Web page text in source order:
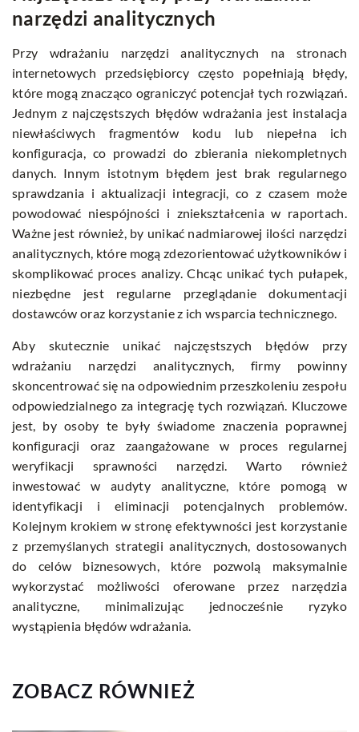
narzędzi analitycznych
Przy wdrażaniu narzędzi analitycznych na stronach
internetowych przedsiębiorcy często popełniają błędy,
które mogą znacząco ograniczyć potencjał tych rozwiązań.
Jednym z najczęstszych błędów wdrażania jest instalacja
niewłaściwych fragmentów kodu lub niepełna ich
konfiguracja, co prowadzi do zbierania niekompletnych
danych. Innym istotnym błędem jest brak regularnego
sprawdzania i aktualizacji integracji, co z czasem może
powodować niespójności i zniekształcenia w raportach.
Ważne jest również, by unikać nadmiarowej ilości narzędzi
analitycznych, które mogą zdezorientować użytkowników i
skomplikować proces analizy. Chcąc unikać tych pułapek,
niezbędne jest regularne przeglądanie dokumentacji
dostawców oraz korzystanie z ich wsparcia technicznego.
Aby skutecznie unikać najczęstszych błędów przy
wdrażaniu narzędzi analitycznych, firmy powinny
skoncentrować się na odpowiednim przeszkoleniu zespołu
odpowiedzialnego za integrację tych rozwiązań. Kluczowe
jest, by osoby te były świadome znaczenia poprawnej
konfiguracji oraz zaangażowane w proces regularnej
weryfikacji sprawności narzędzi. Warto również
inwestować w audyty analityczne, które pomogą w
identyfikacji i eliminacji potencjalnych problemów.
Kolejnym krokiem w stronę efektywności jest korzystanie
z przemyślanych strategii analitycznych, dostosowanych
do celów biznesowych, które pozwolą maksymalnie
wykorzystać możliwości oferowane przez narzędzia
analityczne, minimalizując jednocześnie ryzyko
wystąpienia błędów wdrażania.
ZOBACZ RÓWNIEŻ